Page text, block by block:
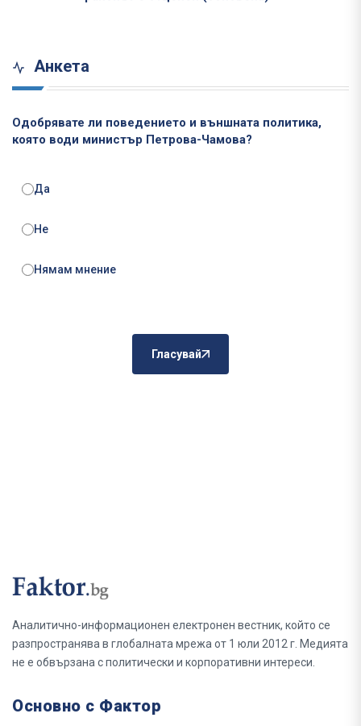
Анкета
Одобрявате ли поведението и външната политика,
която води министър Петрова-Чамова?
Да
Не
Нямам мнение
Гласувай
Аналитично-информационен електронен вестник, който се
разпространява в глобалната мрежа от 1 юли 2012 г. Медията
не е обвързана с политически и корпоративни интереси.
Основно с Фактор